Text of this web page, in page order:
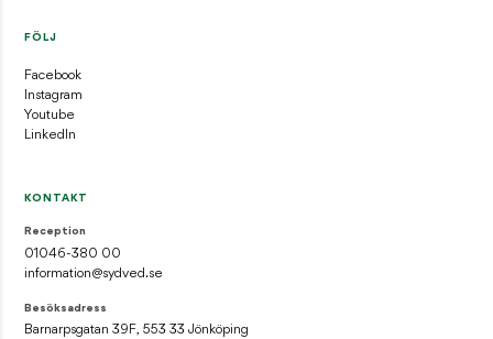
FÖLJ
Facebook
Instagram
Youtube
LinkedIn
KONTAKT
Reception
01046-380 00
information@sydved.se
Besöksadress
Barnarpsgatan 39F, 553 33 Jönköping